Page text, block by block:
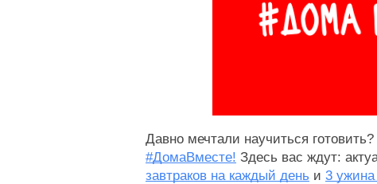
Давно мечтали научиться
#ДомаВместе! Здесь вас ждут:
завтраков на каждый день и 3 ужина